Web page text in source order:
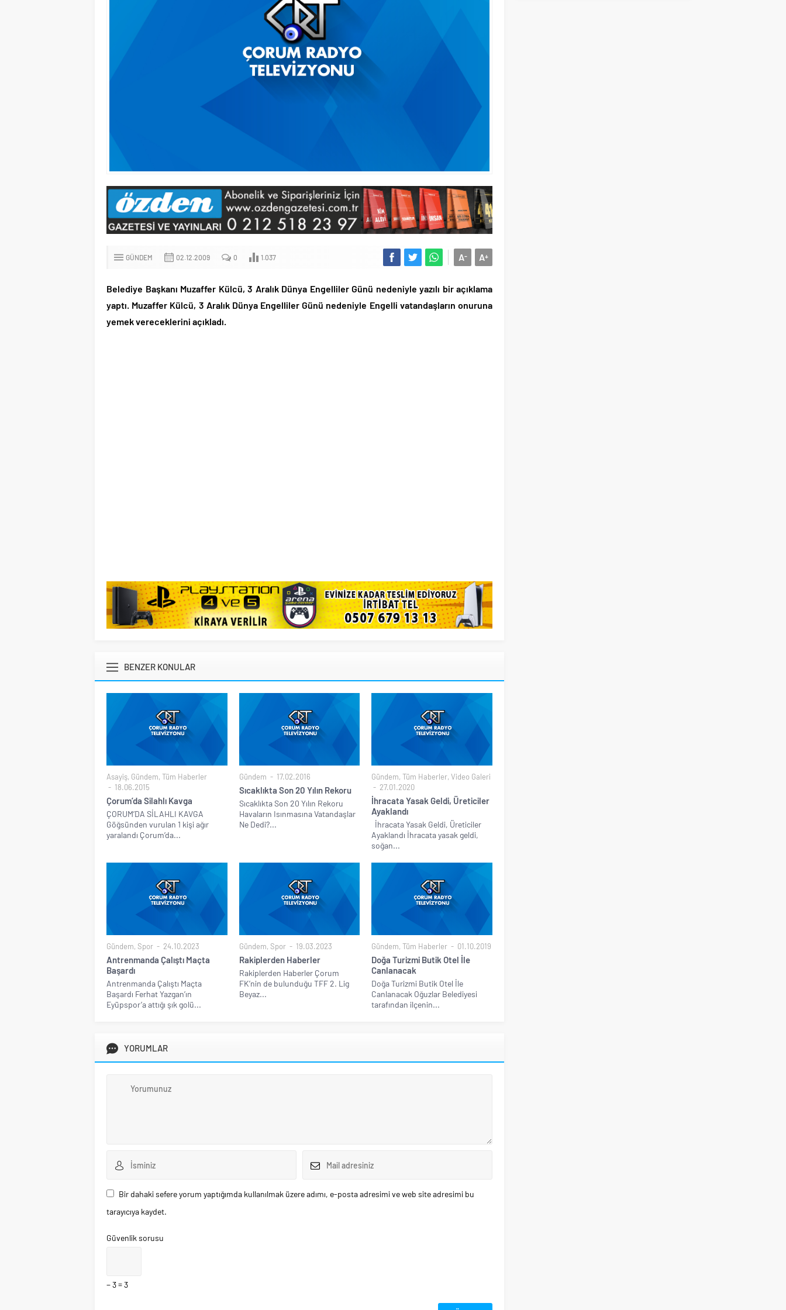
GÜNDEM 02.12.2009 0 1.037 A+
A-
Belediye Başkanı Muzaffer Külcü, 3 Aralık Dünya Engelliler Günü nedeniyle yazılı bir açıklama
yaptı. Muzaffer Külcü, 3 Aralık Dünya Engelliler Günü nedeniyle Engelli vatandaşların onuruna
yemek vereceklerini açıkladı.
BENZER KONULAR
Asayiş, Gündem, Tüm Haberler
18.06.2015
Çorum’da Silahlı Kavga
ÇORUM’DA SİLAHLI KAVGA
Göğsünden vurulan 1 kişi ağır
yaralandı Çorum’da...
Gündem 17.02.2016
Sıcaklıkta Son 20 Yılın Rekoru
Sıcaklıkta Son 20 Yılın Rekoru
Havaların Isınmasına Vatandaşlar
Ne Dedi?...
Gündem,Tüm Haberler,Video Galeri
27.01.2020
İhracata Yasak Geldi, Üreticiler
Ayaklandı
İhracata Yasak Geldi, Üreticiler
Ayaklandı İhracata yasak geldi,
soğan...
Gündem, Spor 24.10.2023
Antrenmanda Çalıştı Maçta
Başardı
Antrenmanda Çalıştı Maçta
Başardı Ferhat Yazgan’ın
Eyüpspor’a attığı şık golü...
Gündem, Spor 19.03.2023
Rakiplerden Haberler
Rakiplerden Haberler Çorum
FK’nin de bulunduğu TFF 2. Lig
Beyaz...
Gündem,Tüm Haberler 01.10.2019
Doğa Turizmi Butik Otel İle
Canlanacak
Doğa Turizmi Butik Otel İle
Canlanacak Oğuzlar Belediyesi
tarafından ilçenin...
YORUMLAR
Bir dahaki sefere yorum yaptığımda kullanılmak üzere adımı, e-posta adresimi ve web site adresimi bu
tarayıcıya kaydet.
Güvenlik sorusu
− 3 = 3